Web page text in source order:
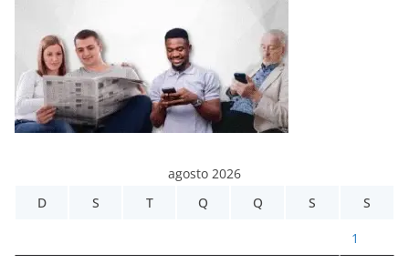
agosto 2026
D
S T Q Q S S
1